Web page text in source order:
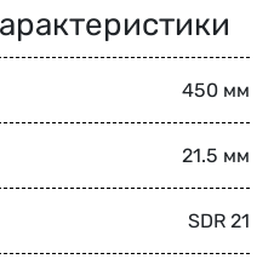
450 мм
21.5 мм
SDR 21